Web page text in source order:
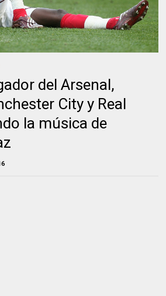
del Arsenal,
City y Real
la música de